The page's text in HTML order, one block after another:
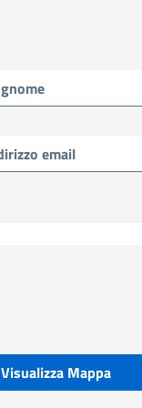
Visualizza Mappa